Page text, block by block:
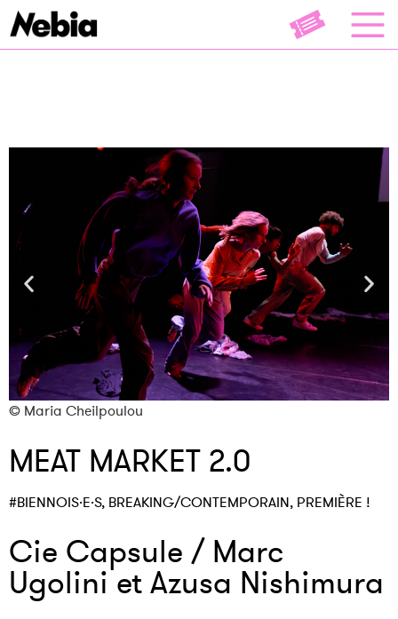
© Maria Cheilpoulou
#BIENNOIS·E·S, BREAKING/CONTEMPORAIN, PREMIÈRE !
MEAT MARKET 2.0
Cie Capsule / Marc
Ugolini et Azusa Nishimura